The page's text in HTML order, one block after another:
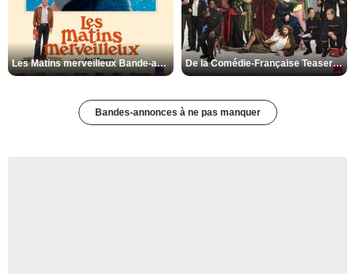
Les Matins merveilleux Bande-annonce VF De la Comédie-Française Teaser VF
Bandes-annonces à ne pas manquer